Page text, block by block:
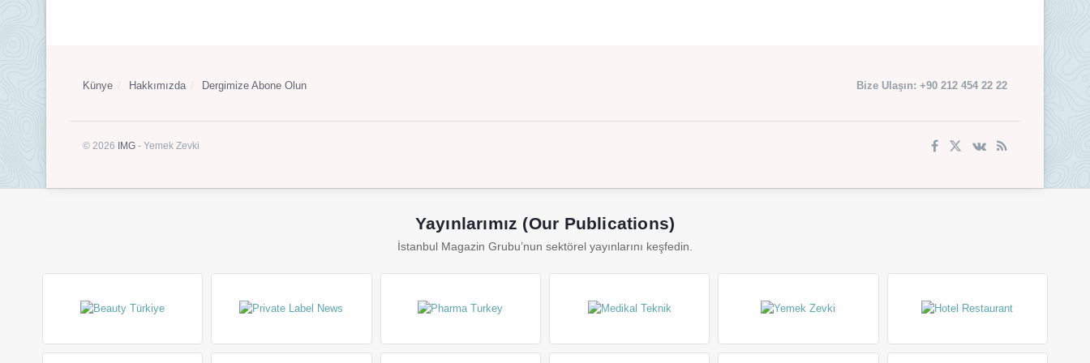
Künye Hakkımızda Dergimize Abone Olun Bize Ulaşın: +90 212 454 22 22
© 2026 IMG - Yemek Zevki
Yayınlarımız (Our Publications)
İstanbul Magazin Grubu’nun sektörel yayınlarını keşfedin.